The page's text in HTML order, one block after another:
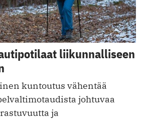
liikunnalliseen
kuntoutus vähentää
johtuvaa
ja